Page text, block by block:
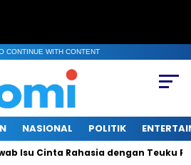
CONTINUE WITH CONTENT
NASIONAL POLITIK
Cinta Rahasia dengan Teuku Ryan